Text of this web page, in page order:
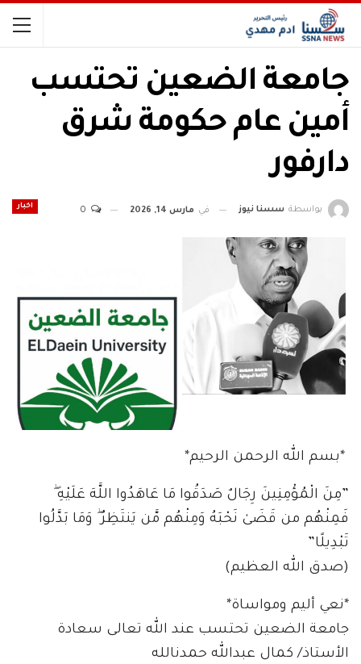
​جامعة الضعين تحتسب
أمين عام حكومة شرق
دارفور
اخبار بواسطة سسنا نيوز في مارس 14, 2026
​ *بسم الله الرحمن الرحيم*
​”مِنَ الْمُؤْمِنِينَ رِجَالٌ صَدَقُوا مَا عَاهَدُوا اللَّهَ عَلَيْهِ ۖ
فَمِنْهُم من قَضَىٰ نَحْبَهُ وَمِنْهُم مَّن يَنتَظِرُ ۖ وَمَا بَدَّلُوا
تَبْدِيلًا”
(صدق الله العظيم)
*​نعي أليم ومواساة*
​جامعة الضعين تحتسب عند الله تعالى سعادة
الأستاذ/ كمال عبدالله حمدنالله